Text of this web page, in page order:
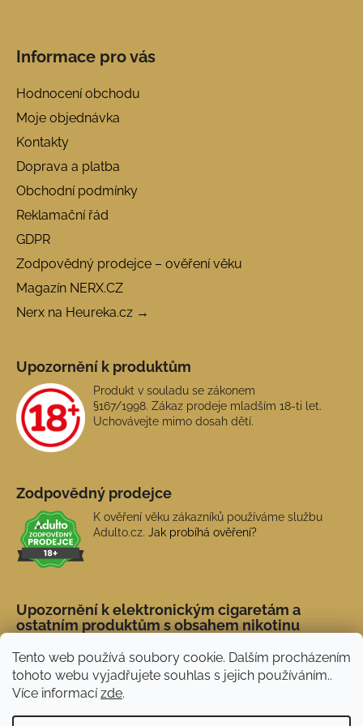
Tento web používá soubory cookie. Dalším procházením
tohoto webu vyjadřujete souhlas s jejich používáním..
Více informacízde.
Informace pro vás
Hodnocení obchodu
Moje objednávka
Kontakty
Doprava a platba
Obchodní podmínky
Reklamační řád
GDPR
Zodpovědný prodejce – ověření věku
Magazín NERX.CZ
Nerx na Heureka.cz →
Upozornění k produktům
Produkt v souladu se zákonem
§167/1998. Zákaz prodeje mladším 18-ti let.
Uchovávejte mimo dosah dětí.
Zodpovědný prodejce
K ověření věku zákazníků používáme službu
Adulto.cz. Jak probíhá ověření?
Upozornění k elektronickým cigaretám a
ostatním produktům s obsahem nikotinu